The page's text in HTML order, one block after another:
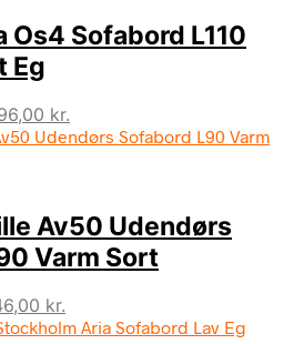
kr..1.936,00 kr..
Os4 Sofabord L110
Eg
kr.
aktuelle
Av50 Udendørs
Varm Sort
kr.
aktuelle